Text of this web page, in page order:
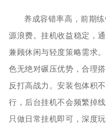
养成容错率高，前期
源浪费。挂机收益稳定，
兼顾休闲与轻度策略需求
色无绝对碾压优势，合理
反打高战力。安装包体积
行，后台挂机不会频繁掉
只做日常挂机即可，深度